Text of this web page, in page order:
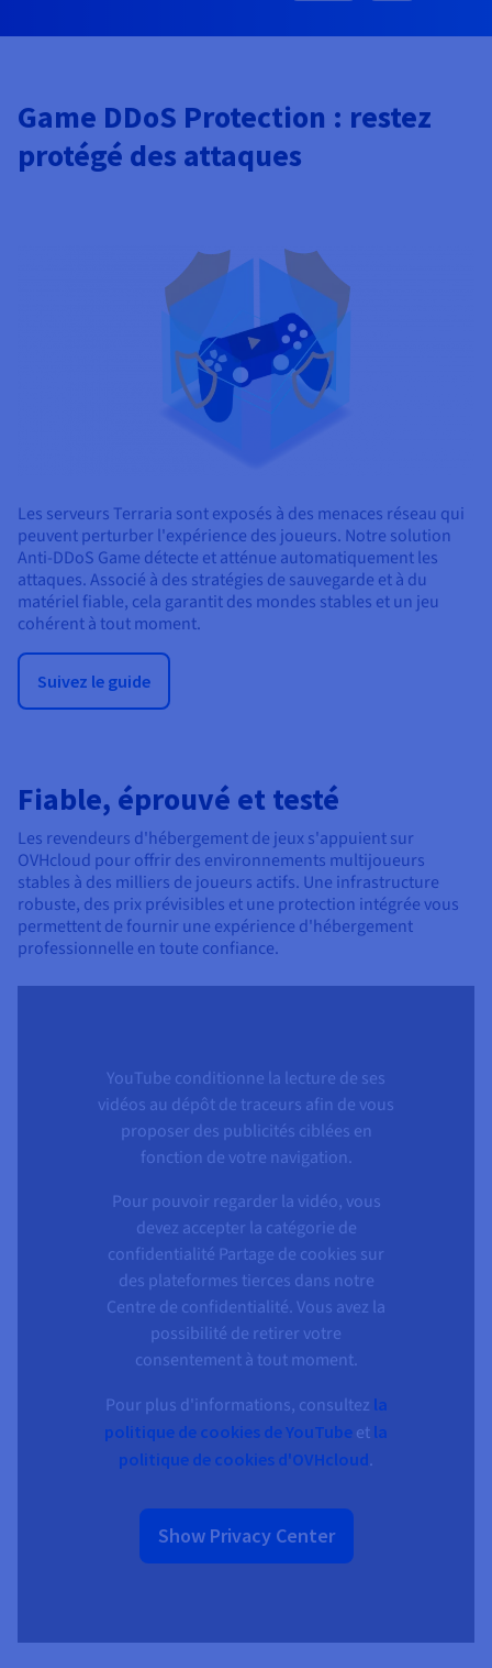
Game DDoS Protection : restez
protégé des attaques
Les serveurs Terraria sont exposés à des menaces réseau qui
peuvent perturber l'expérience des joueurs. Notre solution
Anti-DDoS Game détecte et atténue automatiquement les
attaques. Associé à des stratégies de sauvegarde et à du
matériel fiable, cela garantit des mondes stables et un jeu
cohérent à tout moment.
Suivez le guide
Fiable, éprouvé et testé
Les revendeurs d'hébergement de jeux s'appuient sur
OVHcloud pour offrir des environnements multijoueurs
stables à des milliers de joueurs actifs. Une infrastructure
robuste, des prix prévisibles et une protection intégrée vous
permettent de fournir une expérience d'hébergement
professionnelle en toute confiance.
YouTube conditionne la lecture de ses
vidéos au dépôt de traceurs afin de vous
proposer des publicités ciblées en
fonction de votre navigation.
Pour pouvoir regarder la vidéo, vous
devez accepter la catégorie de
confidentialité Partage de cookies sur
des plateformes tierces dans notre
Centre de confidentialité. Vous avez la
possibilité de retirer votre
consentement à tout moment.
Pour plus d'informations, consultez la
politique de cookies de YouTube et la
politique de cookies d'OVHcloud.
Show Privacy Center